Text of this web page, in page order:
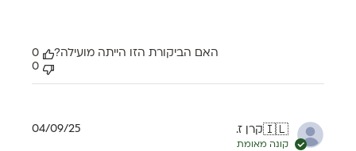
האם הביקורת הזו הייתה מועילה?
0
0
🇮🇱קרן ז.
קונה מאומת
תאריך04/09/25